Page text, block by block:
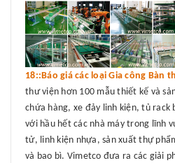
18::Báo giá các loại Gia công Bàn
thư viện hơn 100 mẫu thiết kế và
chứa hàng, xe đảy linh kiện, tủ rack
với hầu hết các nhà máy trong lĩnh
tử, linh kiện nhựa, sản xuất thự
và bao bì. Vimetco đưa ra các giải